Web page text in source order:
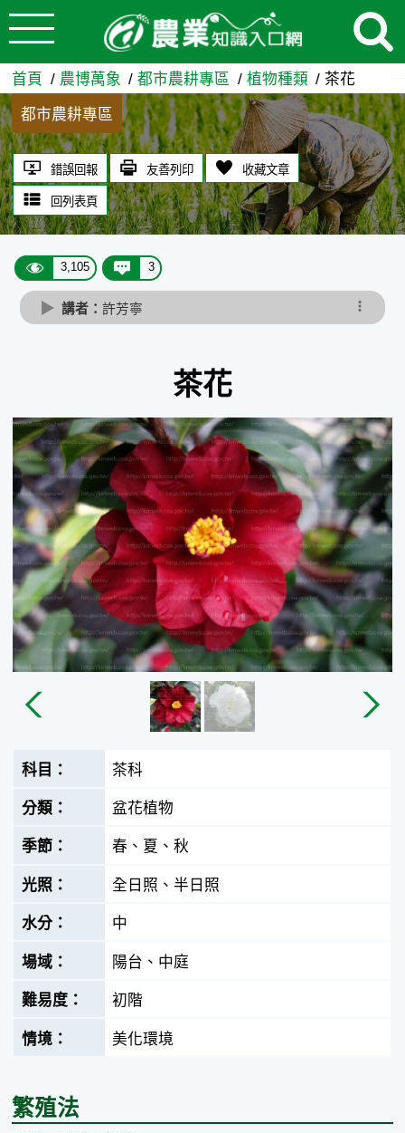
跳到主要內容
茶花 - 農業知識入口網
首頁 農博萬象 都市農耕專區 植物種類 茶花
都市農耕專區
錯誤回報 友善列印 收藏文章
回列表頁
3,105 3
講者：許芳寧
茶花
茶科
盆花植物
春、夏、秋
全日照、半日照
中
陽台、中庭
初階
美化環境
繁殖法